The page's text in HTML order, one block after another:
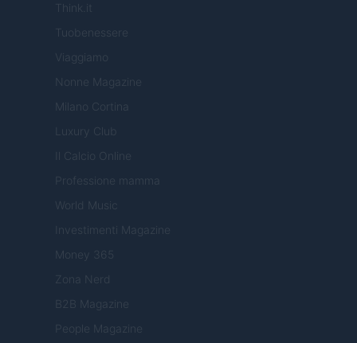
Think.it
Tuobenessere
Viaggiamo
Nonne Magazine
Milano Cortina
Luxury Club
Il Calcio Online
Professione mamma
World Music
Investimenti Magazine
Money 365
Zona Nerd
B2B Magazine
People Magazine